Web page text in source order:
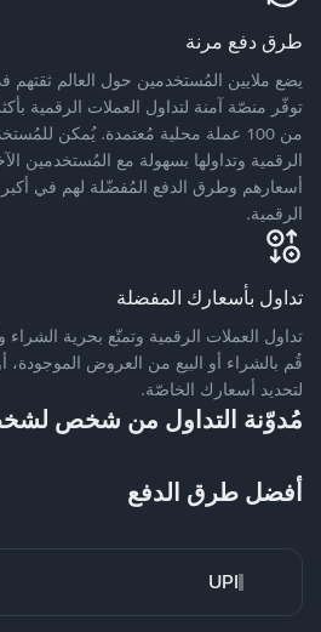
طرق دفع مرنة
من 100 عملة محلية مُعتمدة. يُمكن
الرقمية وتداولها بسهولة مع المُستخدمين
أسعارهم وطرق الدفع المُفضّلة لهم في
الرقمية.
تداول بأسعارك المفضلة
تداول العملات الرقمية وتمتّع بحرية
قُم بالشراء أو البيع من العروض الموجودة،
لتحديد أسعارك الخاصّة.
مُدوّنة التداول من شخص
أفضل طرق الدفع
UPI